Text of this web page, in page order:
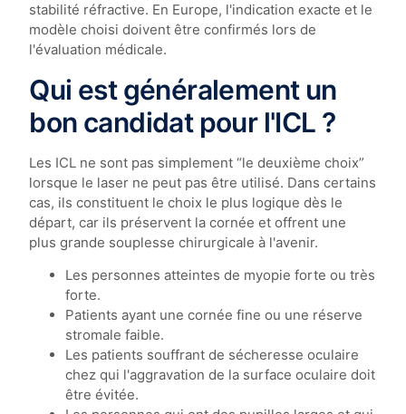
stabilité réfractive. En Europe, l'indication exacte et le
modèle choisi doivent être confirmés lors de
l'évaluation médicale.
Qui est généralement un
bon candidat pour l'ICL ?
Les ICL ne sont pas simplement “le deuxième choix”
lorsque le laser ne peut pas être utilisé. Dans certains
cas, ils constituent le choix le plus logique dès le
départ, car ils préservent la cornée et offrent une
plus grande souplesse chirurgicale à l'avenir.
Les personnes atteintes de myopie forte ou très
forte.
Patients ayant une cornée fine ou une réserve
stromale faible.
Les patients souffrant de sécheresse oculaire
chez qui l'aggravation de la surface oculaire doit
être évitée.